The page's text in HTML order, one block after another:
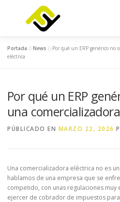
contenido
INICIO
FOCUSLAB KIT DIGITAL
NOTICIAS CONTACTO
Portada »News »Por qué un ERP genérico no
eléctrica
Por qué un ERP
una
PÚBLICADO EN MARZO 22, 2026
Una comercializadora eléctrica no es
hablamos de una empresa que se
competido, con unas regulaciones
ejercer de cobrador de impuestos